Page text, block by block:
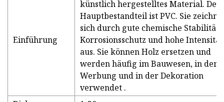
Einführung
künstlich hergestelltes Material. Der
Hauptbestandteil ist PVC. Sie
sich durch gute chemische Stabilität,
Korrosionsschutz und hohe Intensität
aus. Sie können Holz ersetzen und
werden häufig im Bauwesen, in der
Werbung und in der Dekoration
verwendet .